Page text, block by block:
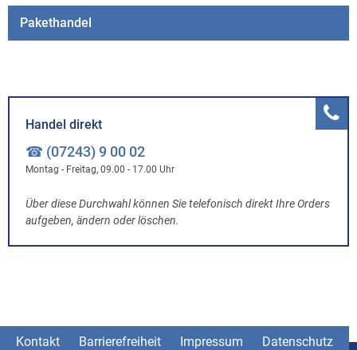
Pakethandel
Handel direkt
☎ (07243) 9 00 02
Montag - Freitag, 09.00 - 17.00 Uhr
Über diese Durchwahl können Sie telefonisch direkt Ihre Orders
aufgeben, ändern oder löschen.
Kontakt Barrierefreiheit Impressum Datenschutz